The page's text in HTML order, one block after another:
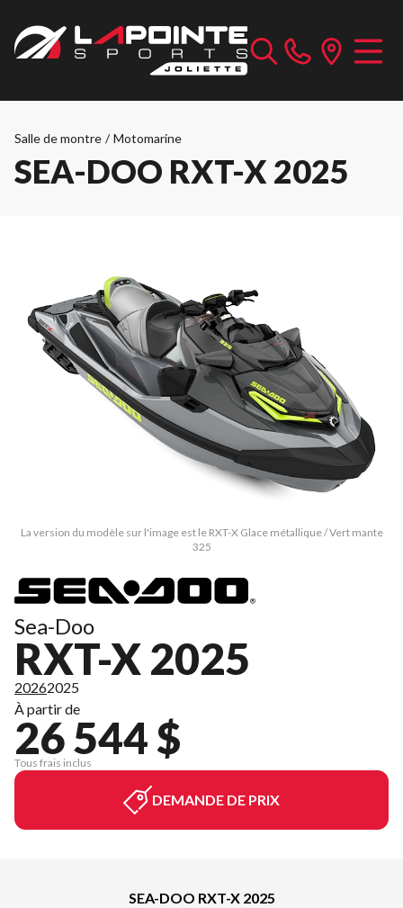
Salle de montre / Motomarine
SEA-DOO RXT-X 2025
La version du modèle sur l'image est le RXT-X Glace métallique / Vert mante
325
Sea-Doo
RXT-X 2025
20262025
À partir de
26 544 $
Tous frais inclus
DEMANDE DE PRIX
SEA-DOO RXT-X 2025